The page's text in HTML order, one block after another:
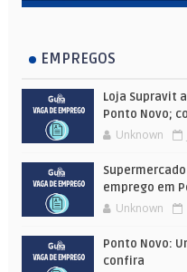
EMPREGOS
Loja Supravit
Ponto Novo;
Unknown
emprego em
Unknown
Ponto Novo:
confira